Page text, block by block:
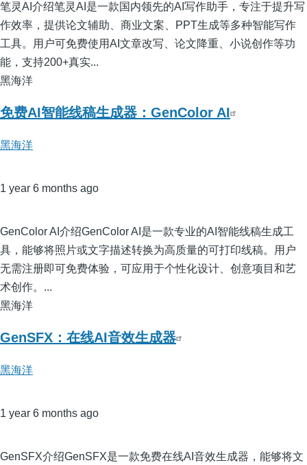
笔灵AI介绍笔灵AI是一款国内领先的AI写作助手，专注于提升写
作效率，提供论文辅助、商业文案、PPT生成等多种智能写作
工具。用户可免费使用AI文章改写、论文降重、小说创作等功
能，支持200+真实...
黑海洋
免费AI智能线稿生成器：GenColor AI
黑海洋
1 year 6 months ago
GenColor AI介绍GenColor AI是一款专业的AI智能线稿生成工
具，能够将照片或文字描述转换为高质量的可打印线稿。用户
无需注册即可免费体验，可应用于个性化设计、创意项目和艺
术创作。...
黑海洋
GenSFX：在线AI音效生成器
黑海洋
1 year 6 months ago
GenSFX介绍GenSFX是一款免费在线AI音效生成器，能够将文